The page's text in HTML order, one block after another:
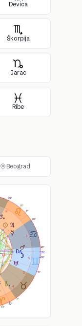
Devica
Škorpija
Jarac
Ribe
Beograd
4
5
6
7
8
16°
19°
28°
28°
8°
14°
5°
0°
25°
22°
29°